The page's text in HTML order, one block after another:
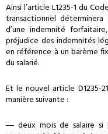
Ainsi l’article L1235-1 du
transactionnel
d’une indemnité
préjudice des indemnités
en référence à un barème
du salarié.
Et le nouvel article D1235-
manière suivante :
― deux mois de salaire si